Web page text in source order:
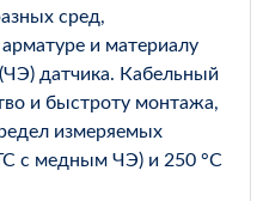
сред,
и материалу
датчика. Кабельный
и быстроту монтажа,
измеряемых
с медным ЧЭ) и 250 °С